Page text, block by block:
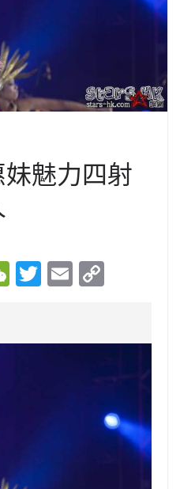
魅力四射
W
h
T
er
E
l y
Li
n
k